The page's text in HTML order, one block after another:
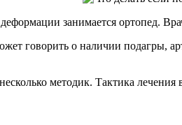
занимается ортопед.
говорить о наличии подагры,
методик. Тактика